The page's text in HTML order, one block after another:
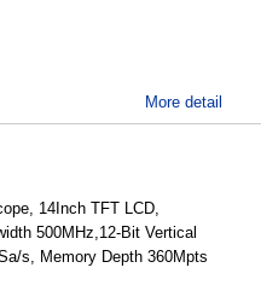
More detail
14Inch TFT LCD,
500MHz,12-Bit Vertical
s, Memory Depth 360Mpts